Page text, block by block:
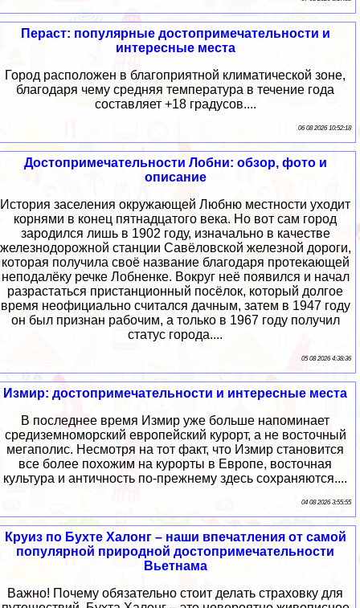
Пераст: популярные достопримечательности и
интересные места
Город расположен в благоприятной климатической зоне,
благодаря чему средняя температура в течение года
составляет +18 градусов....
06 08 2026 10:52:18
Достопримечательности Лобни: обзор, фото и
описание
История заселения окружающей Любню местности уходит
корнями в конец пятнадцатого века. Но вот сам город
зародился лишь в 1902 году, изначально в качестве
железнодорожной станции Савёловской железной дороги,
которая получила своё название благодаря протекающей
неподалёку речке Лобненке. Вокруг неё появился и начал
разрастаться пристанционный посёлок, который долгое
время неофициально считался дачным, затем в 1947 году
он был признан рабочим, а только в 1967 году получил
статус города....
05 08 2026 4:38:36
Измир: достопримечательности и интересные места
В последнее время Измир уже больше напоминает
средиземноморский европейский курорт, а не восточный
мегаполис. Несмотря на тот факт, что Измир становится
все более похожим на курорты в Европе, восточная
культура и античность по-прежнему здесь сохраняются....
04 08 2026 3:55:55
Круиз по Бухте Халонг – наши впечатления от самой
популярной природной достопримечательности
Вьетнама
Важно! Почему обязательно стоит делать страховку для